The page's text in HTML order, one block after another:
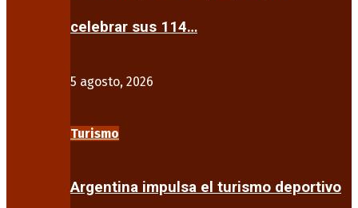
celebrar sus 114…
5 agosto, 2026
Turismo
Argentina impulsa el turismo deportivo